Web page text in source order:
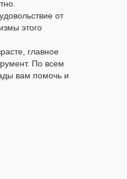
от
этого
главное
По всем
вам помочь и